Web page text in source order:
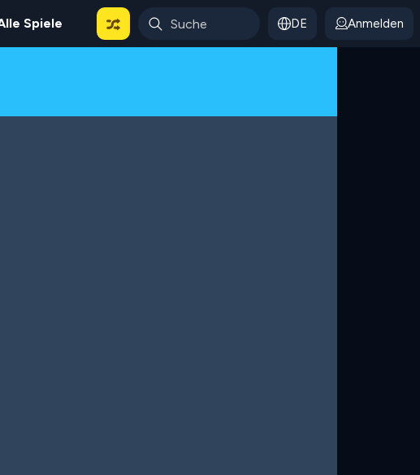
Spiele DE Anmelden